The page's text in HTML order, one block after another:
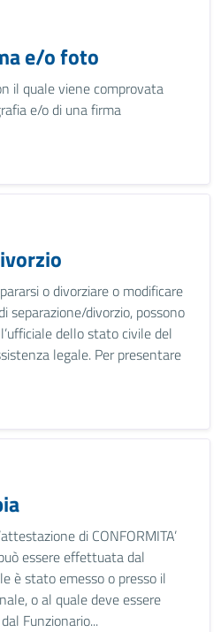
e/o foto
il quale viene comprovata
e/o di una firma
o divorziare o modificare
separazione/divorzio, possono
dello stato civile del
legale. Per presentare
di CONFORMITA’
essere effettuata dal
è stato emesso o presso il
o al quale deve essere
Funzionario...